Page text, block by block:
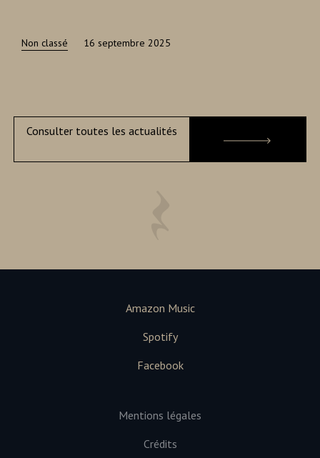
Non classé 16 septembre 2025
Consulter toutes les actualités
Amazon Music
Spotify
Facebook
Mentions légales
Crédits